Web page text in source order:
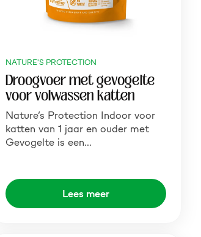
NATURE'S PROTECTION
Droogvoer met gevogelte
voor volwassen katten
Nature’s Protection Indoor voor
katten van 1 jaar en ouder met
Gevogelte is een…
Lees meer